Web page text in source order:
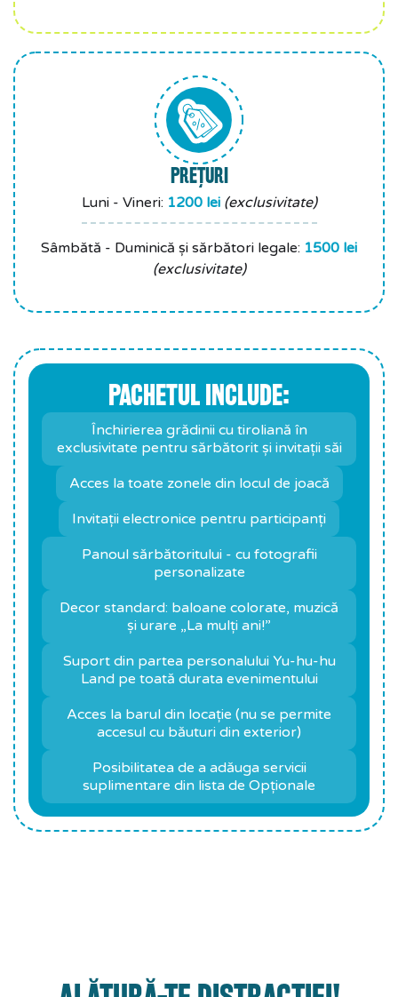
PREȚURI
Luni - Vineri: 1200 lei (exclusivitate)
Sâmbătă - Duminică și sărbători legale: 1500 lei
(exclusivitate)
PACHETUL INCLUDE:
Închirierea grădinii cu tiroliană în
exclusivitate pentru sărbătorit și invitații săi
Acces la toate zonele din locul de joacă
Invitații electronice pentru participanți
Panoul sărbătoritului - cu fotografii
personalizate
Decor standard: baloane colorate, muzică
și urare „La mulți ani!”
Suport din partea personalului Yu-hu-hu
Land pe toată durata evenimentului
Acces la barul din locație (nu se permite
accesul cu băuturi din exterior)
Posibilitatea de a adăuga servicii
suplimentare din lista de Opționale